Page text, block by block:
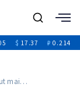
$ 17.37 ₽ 0.214
mai…